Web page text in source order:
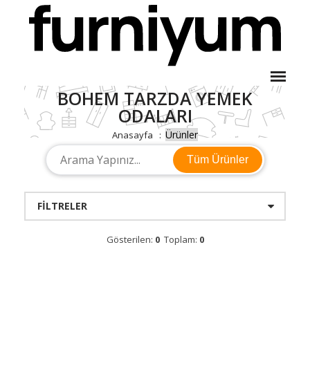
BOHEM TARZDA YEMEK
ODALARI
Anasayfa Ürünler
Tüm Ürünler
FILTRELER
Gösterilen: 0Toplam: 0